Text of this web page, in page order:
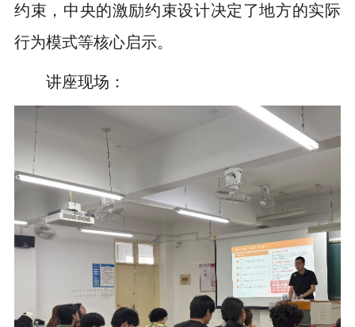
约束，中央的激励约束设计决定了地方的实际
行为模式等核心启示。
讲座现场：